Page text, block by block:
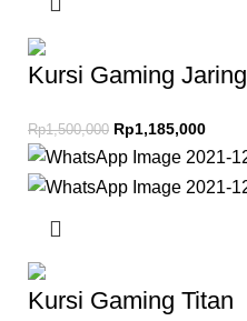
Kursi Gaming Jaring
Rp1,500,000 Rp1,185,000
Kursi Gaming Titan